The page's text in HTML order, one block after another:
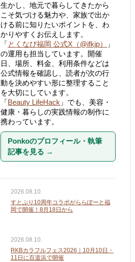
生かし、地元で暮らしてきたから
こそ気づける魅力や、家族で出か
ける前に知りたいポイントを、わ
かりやすくお伝えします。
「とくなび福岡 公式X（@ifkjp）
」
の運用も担当しています。開催
日、場所、料金、利用条件などは
公式情報を確認し、読者が次の行
動を決めやすい形に整理すること
を大切にしています。
「Beauty LifeHack 」でも、美容・
健康・暮らしの実践情報の制作に
携わっています。
Ponkoのプロフィール・執筆
記事を見る →
2026.08.10.
すとぷり10周年コラボがららぽーと福
岡で開催！8月18日から
2026.08.10.
RKBカラフルフェス2026｜10月10日・
11日に百道浜で開催